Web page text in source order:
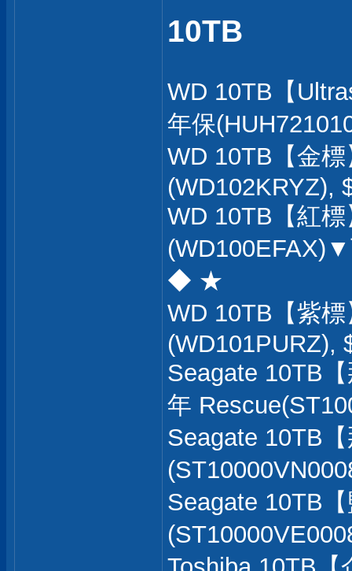
10TB
WD 10TB【
年保
WD 10TB【金
(WD102KRYZ),
WD 10TB【紅
◆ ★
WD 10TB【紫
Seagate 10TB
年
Seagate 10TB
Seagate 10TB